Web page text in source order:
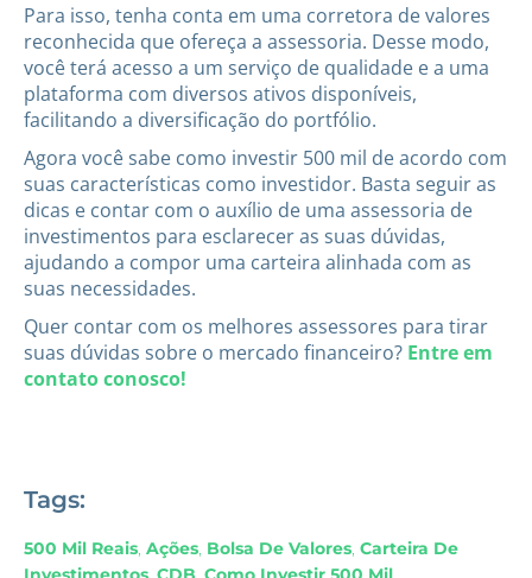
Para isso, tenha conta em uma corretora de valores
reconhecida que ofereça a assessoria. Desse modo,
você terá acesso a um serviço de qualidade e a uma
plataforma com diversos ativos disponíveis,
facilitando a diversificação do portfólio.
Agora você sabe como investir 500 mil de acordo com
suas características como investidor. Basta seguir as
dicas e contar com o auxílio de uma assessoria de
investimentos para esclarecer as suas dúvidas,
ajudando a compor uma carteira alinhada com as
suas necessidades.
Quer contar com os melhores assessores para tirar
suas dúvidas sobre o mercado financeiro? Entre em
contato conosco!
Tags:
500 Mil Reais, Ações, Bolsa De Valores, Carteira De